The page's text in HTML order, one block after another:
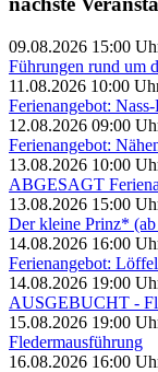
09.08.2026 15:00
Führungen rund um
11.08.2026 10:00
Ferienangebot:
12.08.2026 09:00
Ferienangebot:
13.08.2026 10:00
ABGESAGT
13.08.2026 15:00
Der kleine Prinz*
14.08.2026 16:00
Ferienangebot:
14.08.2026 19:00
AUSGEBUCHT -
15.08.2026 19:00
Fledermausführung
16.08.2026 16:00